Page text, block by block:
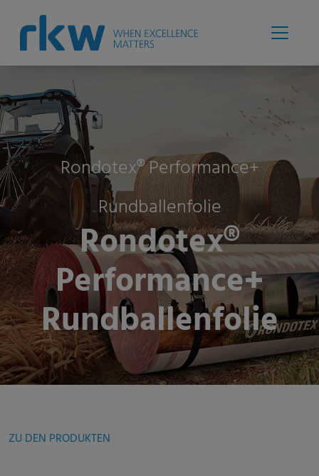
Rondotex® Performance+
Rundballenfolie
Rondotex®
Performance+
Rundballenfolie
ZU DEN PRODUKTEN